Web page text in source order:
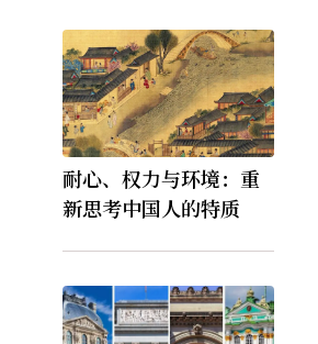
耐心、权力与环境：重
新思考中国人的特质